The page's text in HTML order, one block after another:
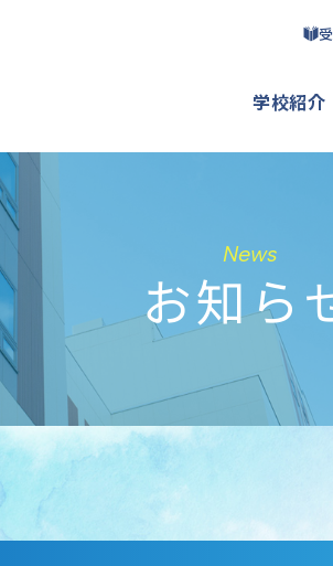
学校紹介
News
お知ら